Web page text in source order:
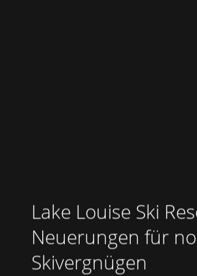
Lake Louise Ski
Neuerungen für
Skivergnügen